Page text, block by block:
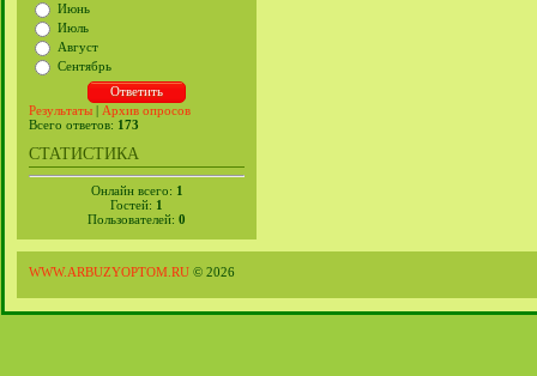
Июнь
Июль
Август
Сентябрь
Результаты | Архив опросов
Всего ответов: 173
СТАТИСТИКА
Онлайн всего: 1
Гостей: 1
Пользователей: 0
WWW.ARBUZYOPTOM.RU © 2026